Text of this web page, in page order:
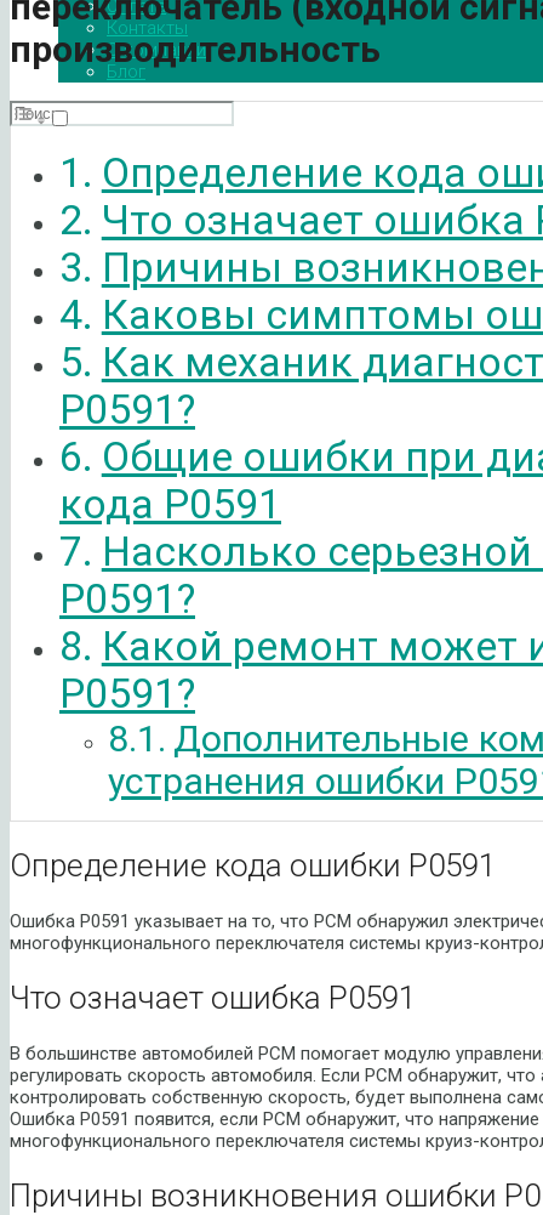
Оплата
Контакты
О компании
Блог
производительность
Определение кода
Что означает ошибка
Причины
Каковы симптомы
Как механик
P0591?
Общие ошибки при
кода P0591
Насколько
P0591?
Какой ремонт может
P0591?
Дополнительные
устранения ошибки
Определение кода ошибки P0591
Ошибка P0591 указывает на то, что PCM обнаружил
многофункционального переключателя системы круиз-
Что означает ошибка P0591
В большинстве автомобилей PCM помогает модулю
регулировать скорость автомобиля. Если PCM обнаружит,
контролировать собственную скорость, будет выполнена
Ошибка P0591 появится, если PCM обнаружит, что
многофункционального переключателя системы круиз-
Причины возникновения ошибки